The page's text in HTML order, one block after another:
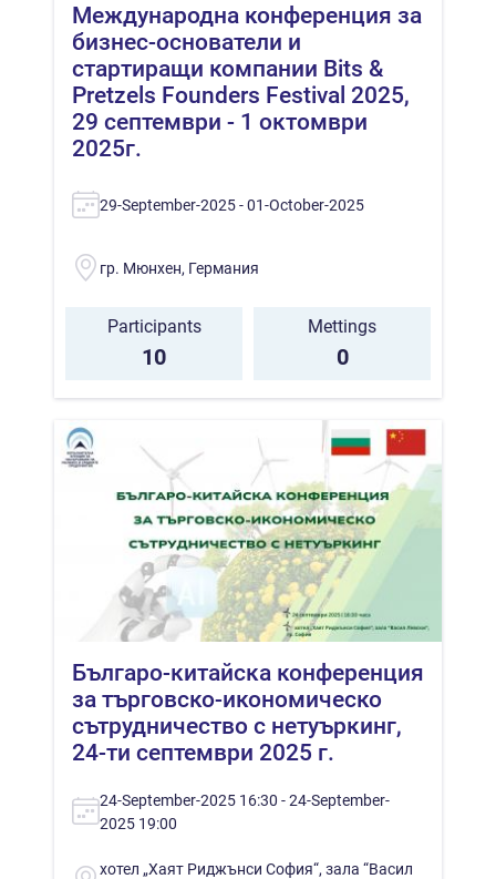
Международна конференция за
бизнес-основатели и
стартиращи компании Bits &
Pretzels Founders Festival 2025,
29 септември - 1 октомври
2025г.
29-September-2025 - 01-October-2025
гр. Мюнхен, Германия
Participants
10
Mettings
0
Българo-китайска конференция
за търговско-икономическо
сътрудничество с нетуъркинг,
24-ти септември 2025 г.
24-September-2025 16:30 - 24-September-
2025 19:00
хотел „Хаят Риджънси София“, зала “Васил